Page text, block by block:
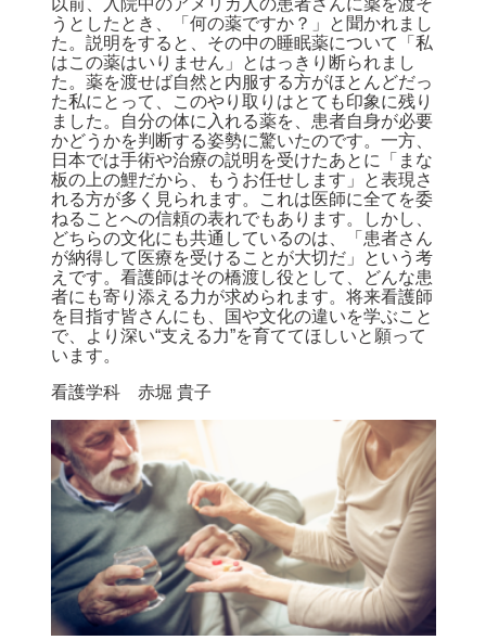
以前、入院中のアメリカ人の患者さんに薬を渡そ
うとしたとき、「何の薬ですか？」と聞かれまし
た。説明をすると、その中の睡眠薬について「私
はこの薬はいりません」とはっきり断られまし
た。薬を渡せば自然と内服する方がほとんどだっ
た私にとって、このやり取りはとても印象に残り
ました。自分の体に入れる薬を、患者自身が必要
かどうかを判断する姿勢に驚いたのです。一方、
日本では手術や治療の説明を受けたあとに「まな
板の上の鯉だから、もうお任せします」と表現さ
れる方が多く見られます。これは医師に全てを委
ねることへの信頼の表れでもあります。しかし、
どちらの文化にも共通しているのは、「患者さん
が納得して医療を受けることが大切だ」という考
えです。看護師はその橋渡し役として、どんな患
者にも寄り添える力が求められます。将来看護師
を目指す皆さんにも、国や文化の違いを学ぶこと
で、より深い“支える力”を育ててほしいと願って
います。
看護学科 赤堀 貴子